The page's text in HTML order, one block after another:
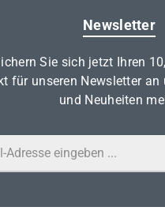
Newsletter
Sie sich jetzt Ihren
für unseren Newsletter
und Neuheiten